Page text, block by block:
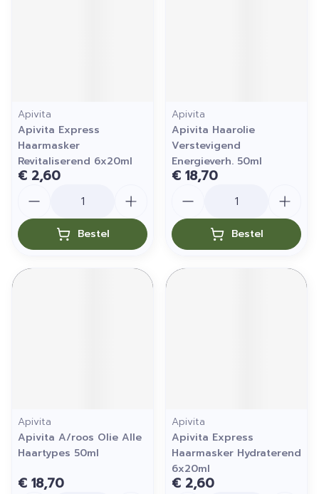
Apivita
Apivita Express
Haarmasker
Revitaliserend 6x20ml
€ 2,60
Bestel
Apivita
Apivita Haarolie
Verstevigend
Energieverh. 50ml
€ 18,70
Bestel
Apivita
Apivita A/roos Olie Alle
Haartypes 50ml
€ 18,70
Apivita
Apivita Express
Haarmasker Hydraterend
6x20ml
€ 2,60